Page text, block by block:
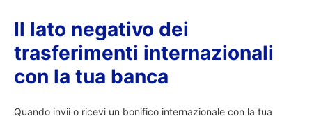
Il lato negativo dei
trasferimenti internazionali
con la tua banca
Quando invii o ricevi un bonifico internazionale con la tua